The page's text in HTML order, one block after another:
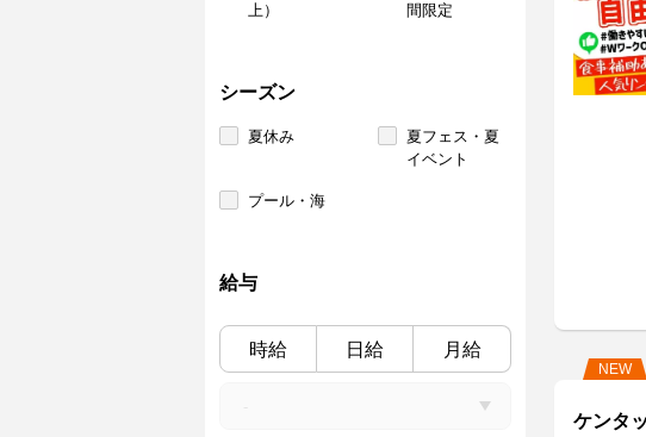
上）
間限定
シーズン
夏休み
夏フェス・夏
イベント
プール・海
給与
時給 日給 月給
NEW
ケンタ